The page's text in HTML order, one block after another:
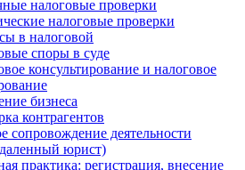
налоговые проверки
налоговые проверки
в налоговой
споры в суде
консультирование и налоговое
бизнеса
контрагентов
сопровождение деятельности
юрист)
практика: регистрация, внесение